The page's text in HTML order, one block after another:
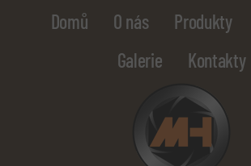
Domů O nás Produkty
Galerie
Kontakty